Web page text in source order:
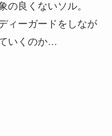
の良くないソル。
ィーガードをしなが
いくのか…